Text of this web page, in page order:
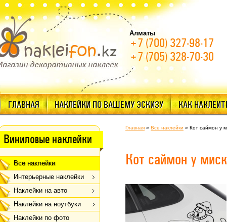
Алматы
+7 (700) 327-98-17
+7 (705) 328-70-30
ГЛАВНАЯ НАКЛЕЙКИ ПО ВАШЕМУ ЭСКИЗУ КАК
Виниловые наклейки
Все наклейки
Интерьерные наклейки
Наклейки на авто
Наклейки на ноутбуки
Наклейки по фото
Главная » Все наклейки » Кот саймон у
Кот саймон у